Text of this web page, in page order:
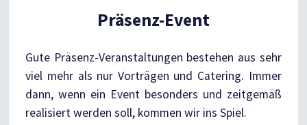
Präsenz-Event
Gute Präsenz-Veranstaltungen bestehen aus sehr
viel mehr als nur Vorträgen und Catering. Immer
dann, wenn ein Event besonders und zeitgemäß
realisiert werden soll, kommen wir ins Spiel.